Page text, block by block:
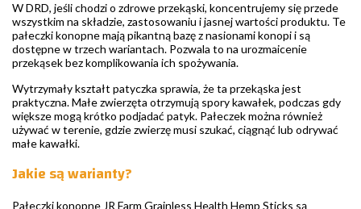
W DRD, jeśli chodzi o zdrowe przekąski, koncentrujemy się przede
wszystkim na składzie, zastosowaniu i jasnej wartości produktu. Te
pałeczki konopne mają pikantną bazę z nasionami konopi i są
dostępne w trzech wariantach. Pozwala to na urozmaicenie
przekąsek bez komplikowania ich spożywania.
Wytrzymały kształt patyczka sprawia, że ta przekąska jest
praktyczna. Małe zwierzęta otrzymują spory kawałek, podczas gdy
większe mogą krótko podjadać patyk. Pałeczek można również
używać w terenie, gdzie zwierzę musi szukać, ciągnąć lub odrywać
małe kawałki.
Jakie są warianty?
Pałeczki konopne JR Farm Grainless Health Hemp Sticks są